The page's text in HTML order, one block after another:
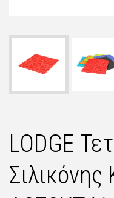
LODGE
Σιλικόνης